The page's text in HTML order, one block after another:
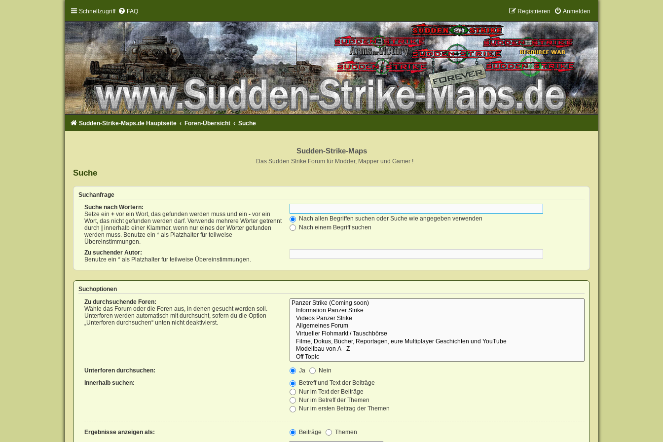
Schnellzugriff FAQ Anmelden
Registrieren
Sudden-Strike-Maps.de Hauptseite Foren-Übersicht Suche
Sudden-Strike-Maps
Das Sudden Strike Forum für Modder, Mapper und Gamer !
Suche
Suchanfrage
Suche nach Wörtern:
Setze ein +vor ein Wort, das gefunden werden muss und ein -vor ein
Wort, das nicht gefunden werden darf. Verwende mehrere Wörter getrennt
durch
innerhalb einer Klammer, wenn nur eines der Wörter gefunden
werden muss. Benutze ein * als Platzhalter für teilweise
Übereinstimmungen.
Nach allen Begriffen suchen oder Suche wie angegeben verwenden
Nach einem Begriff suchen
Zu suchender Autor:
Benutze ein * als Platzhalter für teilweise Übereinstimmungen.
Suchoptionen
Zu durchsuchende Foren:
Wähle das Forum oder die Foren aus, in denen gesucht werden soll.
Unterforen werden automatisch mit durchsucht, sofern du die Option
„Unterforen durchsuchen“ unten nicht deaktivierst.
Unterforen durchsuchen: Ja
Nein
Innerhalb suchen:
Betreff und Text der Beiträge
Nur im Text der Beiträge
Nur im Betreff der Themen
Nur im ersten Beitrag der Themen
Ergebnisse anzeigen als: Beiträge
Themen